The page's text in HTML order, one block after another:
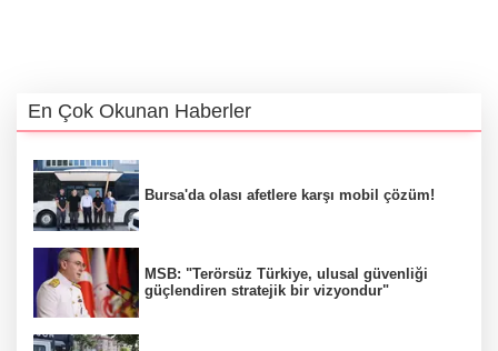
En Çok Okunan Haberler
Bursa'da olası afetlere karşı mobil çözüm!
MSB: "Terörsüz Türkiye, ulusal güvenliği
güçlendiren stratejik bir vizyondur"